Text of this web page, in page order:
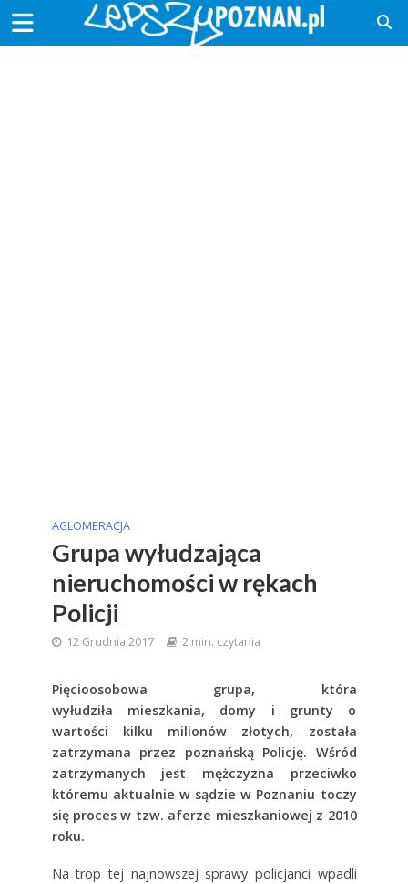
AGLOMERACJA
Grupa wyłudzająca
nieruchomości w rękach
Policji
12 Grudnia 2017 2 min. czytania
Pięcioosobowa grupa, która
wyłudziła mieszkania, domy i grunty o
wartości kilku milionów złotych, została
zatrzymana przez poznańską Policję. Wśród
zatrzymanych jest mężczyzna przeciwko
któremu aktualnie w sądzie w Poznaniu toczy
się proces w tzw. aferze mieszkaniowej z 2010
roku.
Na trop tej najnowszej sprawy policjanci wpadli